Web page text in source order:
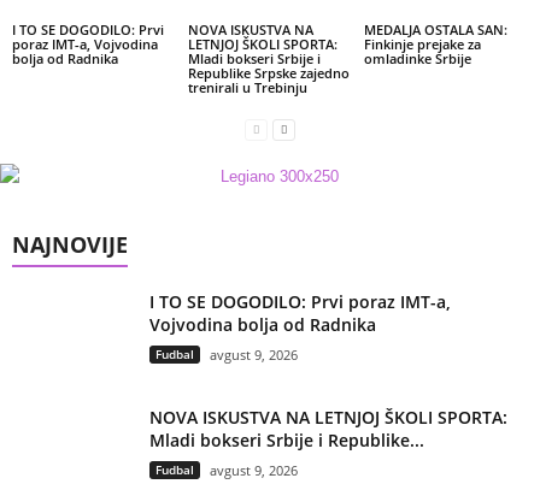
I TO SE DOGODILO: Prvi
poraz IMT-a, Vojvodina
bolja od Radnika
NOVA ISKUSTVA NA
LETNJOJ ŠKOLI SPORTA:
Mladi bokseri Srbije i
Republike Srpske zajedno
trenirali u Trebinju
MEDALJA OSTALA SAN:
Finkinje prejake za
omladinke Srbije
NAJNOVIJE
I TO SE DOGODILO: Prvi poraz IMT-a,
Vojvodina bolja od Radnika
Fudbal avgust 9, 2026
NOVA ISKUSTVA NA LETNJOJ ŠKOLI SPORTA:
Mladi bokseri Srbije i Republike...
Fudbal avgust 9, 2026